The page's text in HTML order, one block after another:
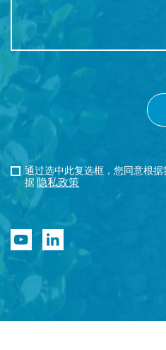
通过选中此复选框，您同意根
据 隐私政策